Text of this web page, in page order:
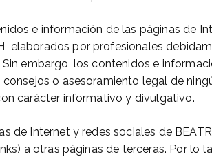
e información de las páginas de
elaborados por profesionales
embargo, los contenidos e
consejos o asesoramiento legal de
carácter informativo y divulgativo.
de Internet y redes sociales de
a otras páginas de terceras. Por lo